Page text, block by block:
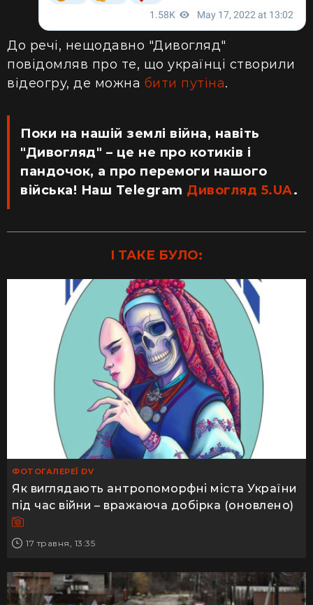
До речі, нещодавно "Дивогляд"
повідомляв про те, що українці створили
відеогру, де можна бити путіна.
Поки на нашій землі війна, навіть
"Дивогляд" – це не про котиків і
пандочок, а про перемоги нашого
війська! Наш Telegram Дивогляд 5.UA.
І ТАКЕ БУЛО:
ФОТОГАЛЕРЕЇ DV
Як виглядають антропоморфні міста України
під час війни – вражаюча добірка (оновлено)
17 травня, 13:35